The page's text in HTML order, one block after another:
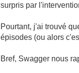
surpris par
Pourtant, j'ai trouvé
épisodes (ou alors
Bref, Swagger nous